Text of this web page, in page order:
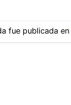
fue publicada en